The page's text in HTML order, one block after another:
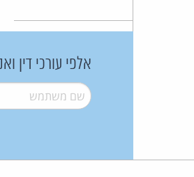
אלפי עורכי דין
שם משתמש*